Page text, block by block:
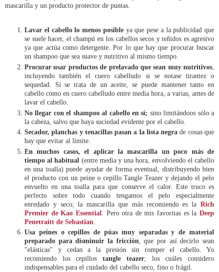
mascarilla y un producto protector de puntas.
Lavar el cabello lo menos posibleya que pese a la publicidad que
se suele hacer, el champú en los cabellos secos y teñidos es agresivo
ya que actúa como detergente. Por lo que hay que procurar buscar
un shampoo que sea suave y nutritivo al mismo tiempo.
Procurar usar productos de prelavado que sean muy nutritivos
incluyendo también el cuero cabelludo si se notase tirantez o
sequedad. Si se trata de un aceite, se puede mantener tanto en
cabello como en cuero cabelludo entre media hora, a varias, antes de
lavar el cabello.
No llegar con el shampoo al cabello en sí; sino limitándoos sólo a
la cabeza, salvo que haya suciedad evidente por el cabello.
Secador, planchas y tenacillas pasan a la lista negra de cosas que
hay que evitar al límite.
En muchos casos, el aplicar la mascarilla un poco más de
tiempo al habitual (entre media y una hora, envolviendo el cabello
en una toalla) puede ayudar de forma eventual, distribuyendo bien
el producto con un peine o cepillo Tangle Teazer y dejando el pelo
envuelto en una toalla para que conserve el calor. Este truco es
perfecto sobre todo cuando tengamos el pelo especialmente
enredado y seco; la mascarilla que más recomiendo es la Rich
Premier de Kao Essential . Pero otra de mis favoritas es laDeep
Penetraitt de Sebastian
Usa peines o cepillos de púas muy separadas y de material
preparado para disminuir la fricción, que por así decirlo sean
"elásticas" y cedan a la presión sin romper el cabello. Yo
recomiendo los cepillostangle teazer; los cuáles considero
indispensables para el cuidado del cabello seco, fino o frágil.